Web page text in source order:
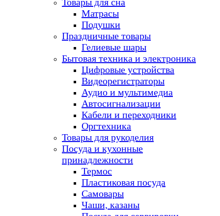
Матрасы
Подушки
Праздничные товары
Гелиевые шары
Бытовая техника и электроника
Цифровые устройства
Видеорегистраторы
Аудио и мультимедиа
Автосигнализации
Кабели и переходники
Оргтехника
Товары для рукоделия
Посуда и кухонные
принадлежности
Термос
Пластиковая посуда
Самовары
Чаши, казаны